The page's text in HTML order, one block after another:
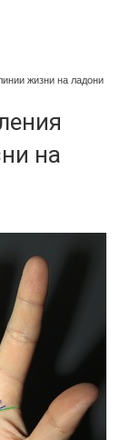
жизни на ладони
на